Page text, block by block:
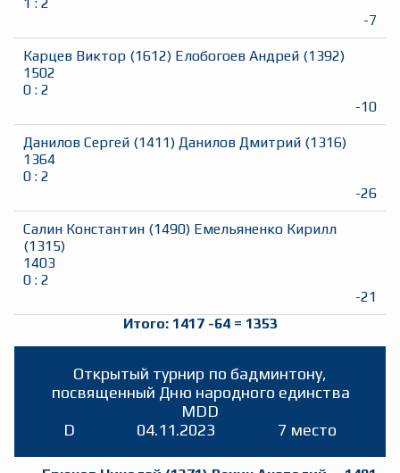
1 : 2
-7
Карцев Виктор (1612) Елобогоев Андрей (1392)
1502
0 : 2
-10
Данилов Сергей (1411) Данилов Дмитрий (1316)
1364
0 : 2
-26
Салин Константин (1490) Емельяненко Кирилл
(1315)
1403
0 : 2
-21
Итого: 1417 -64= 1353
Открытый турнир по бадминтону,
посвященный Дню народного единства
MDD
D
04.11.2023 7 место